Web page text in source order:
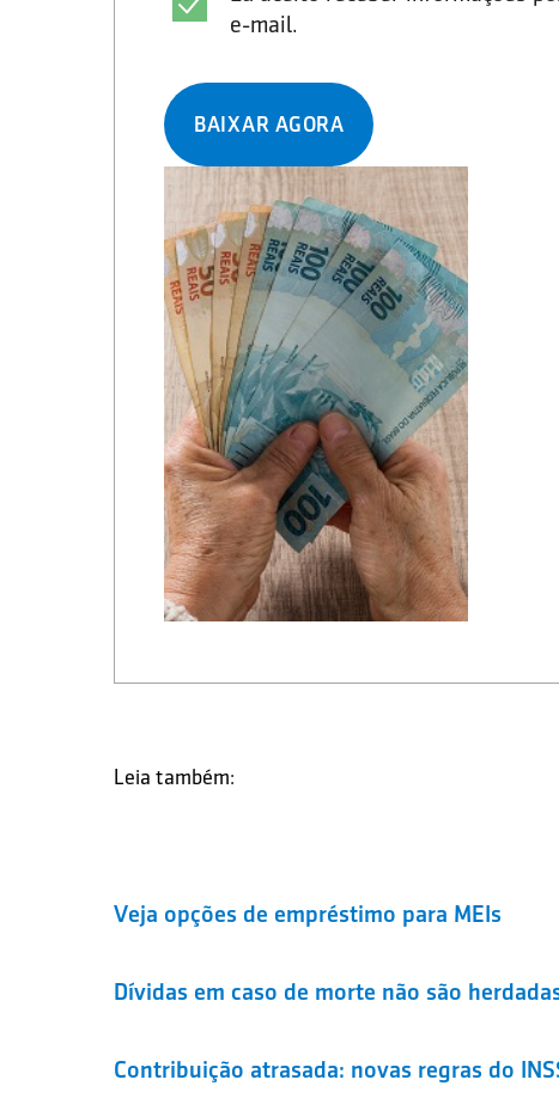
e-mail.
BAIXAR AGORA
Leia também:
Veja opções de empréstimo para MEIs
Dívidas em caso de morte não são
Contribuição atrasada: novas regras do